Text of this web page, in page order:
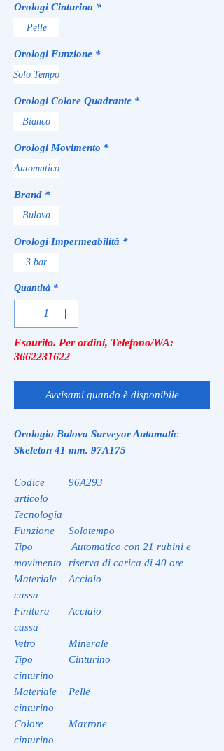
Orologi Cinturino *
Pelle
Orologi Funzione *
Solo Tempo
Orologi Colore Quadrante *
Bianco
Orologi Movimento *
Automatico
Brand *
Bulova
Orologi Impermeabilità *
3 bar
Quantità *
Esaurito. Per ordini, Telefono/WA:
3662231622
Avvisami quando è disponibile
Orologio Bulova Surveyor Automatic
Skeleton 41 mm. 97A175
Codice
articolo
96A293
Tecnologia
Funzione
Solotempo
Tipo
movimento
Automatico con 21 rubini e
riserva di carica di 40 ore
Materiale
cassa
Acciaio
Finitura
cassa
Acciaio
Vetro
Minerale
Tipo
cinturino
Cinturino
Materiale
cinturino
Pelle
Colore
cinturino
Marrone